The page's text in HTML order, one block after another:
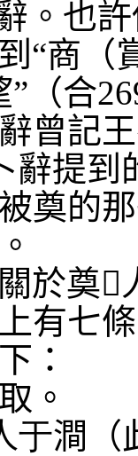
。也
“商（
” （合
曾記
辭提到
奠的
於奠𡵂
有七
：
。
于澗（